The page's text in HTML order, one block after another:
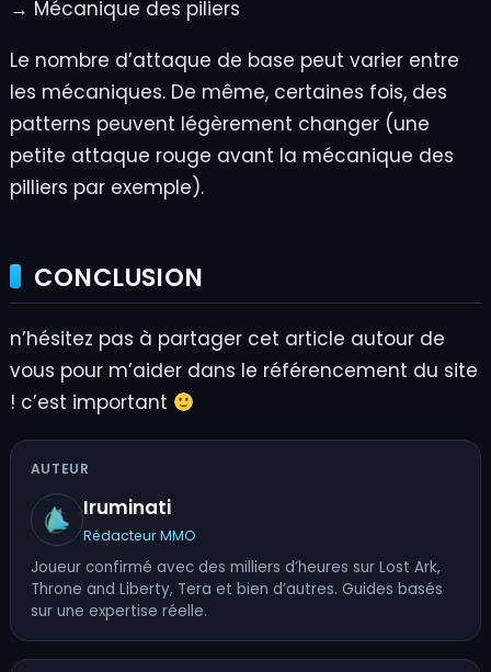
→ Mécanique des piliers
Le nombre d’attaque de base peut varier entre
les mécaniques. De même, certaines fois, des
patterns peuvent légèrement changer (une
petite attaque rouge avant la mécanique des
pilliers par exemple).
CONCLUSION
n’hésitez pas à partager cet article autour de
vous pour m’aider dans le référencement du site
! c’est important
AUTEUR
Iruminati
Rédacteur MMO
Joueur confirmé avec des milliers d’heures sur Lost Ark,
Throne and Liberty, Tera et bien d’autres. Guides basés
sur une expertise réelle.